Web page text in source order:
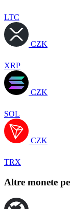
LTC
CZK
XRP
CZK
SOL
CZK
TRX
Altre monete